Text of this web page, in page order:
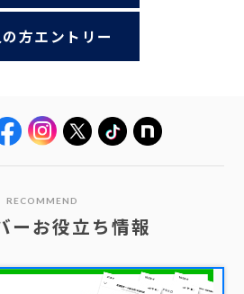
方エントリー
RECOMMEND
ーお役立ち情報